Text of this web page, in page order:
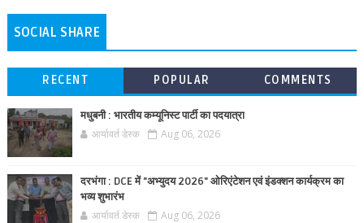
SOCIAL SHARE
RECENT POPULAR COMMENTS
मधुबनी : भारतीय कम्यूनिस्ट पार्टी का पदयात्रा
आर्यावर्त डेस्क Aug 06, 2026
दरभंगा : DCE में "अभ्युदय 2026" ओरिएंटेशन एवं इंडक्शन कार्यक्रम का
भव्य शुभारंभ
आर्यावर्त डेस्क Aug 06, 2026